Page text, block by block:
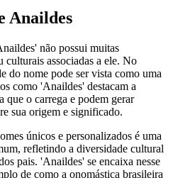
Anaildes
não possui muitas
culturais associadas a ele. No
do nome pode ser vista como uma
como 'Anaildes' destacam a
que o carrega e podem gerar
sua origem e significado.
únicos e personalizados é uma
refletindo a diversidade cultural
pais. 'Anaildes' se encaixa nesse
de como a onomástica brasileira